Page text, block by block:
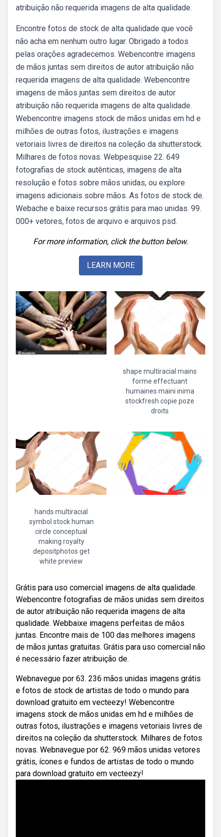
atribuição não requerida imagens de alta qualidade.
Encontre fotos de stock de alta qualidade que você
não acha em nenhum outro lugar. Obrigado a todos
pelas orações agradecemos. Webencontre imagens
de mãos juntas sem direitos de autor atribuição não
requerida imagens de alta qualidade. Webencontre
imagens de mãos juntas sem direitos de autor
atribuição não requerida imagens de alta qualidade.
Webencontre imagens stock de mãos unidas em hd e
milhões de outras fotos, ilustrações e imagens
vetoriais livres de direitos na coleção da shutterstock.
Milhares de fotos novas. Webpesquise 22. 649
fotografias de stock autênticas, imagens de alta
resolução e fotos sobre mãos unidas, ou explore
imagens adicionais sobre mãos. As fotos de stock de.
Webache e baixe recursos grátis para mao unidas. 99.
000+ vetores, fotos de arquivo e arquivos psd.
For more information, click the button below.
LEARN MORE
shape multiracial mains
forme effectuant
humaines maini inima
stockfresh copie poze
droits
hands multiracial
symbol stock human
circle conceptual
making royalty
depositphotos get
white preview
Grátis para uso comercial imagens de alta qualidade.
Webencontre fotografias de mãos unidas sem direitos
de autor atribuição não requerida imagens de alta
qualidade. Webbaixe imagens perfeitas de mãos
juntas. Encontre mais de 100 das melhores imagens
de mãos juntas gratuitas. Grátis para uso comercial não
é necessário fazer atribuição de.
Webnavegue por 63. 236 mãos unidas imagens grátis
e fotos de stock de artistas de todo o mundo para
download gratuito em vecteezy! Webencontre
imagens stock de mãos unidas em hd e milhões de
outras fotos, ilustrações e imagens vetoriais livres de
direitos na coleção da shutterstock. Milhares de fotos
novas. Webnavegue por 62. 969 mãos unidas vetores
grátis, ícones e fundos de artistas de todo o mundo
para download gratuito em vecteezy!